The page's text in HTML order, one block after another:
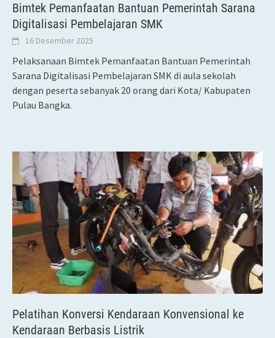
Bimtek Pemanfaatan Bantuan Pemerintah Sarana
Digitalisasi Pembelajaran SMK
16 Desember 2025
Pelaksanaan Bimtek Pemanfaatan Bantuan Pemerintah
Sarana Digitalisasi Pembelajaran SMK di aula sekolah
dengan peserta sebanyak 20 orang dari Kota/ Kabupaten
Pulau Bangka.
Pelatihan Konversi Kendaraan Konvensional ke
Kendaraan Berbasis Listrik